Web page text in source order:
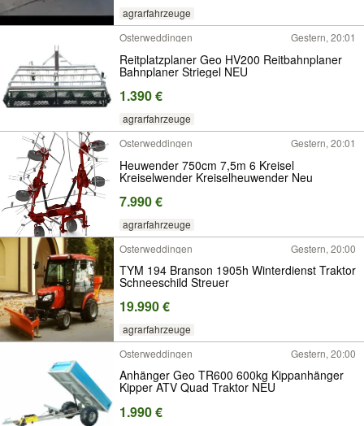
agrarfahrzeuge
Osterweddingen
Gestern, 20:01
Reitplatzplaner Geo HV200 Reitbahnplaner
Bahnplaner Striegel NEU
1.390 €
agrarfahrzeuge
Osterweddingen
Gestern, 20:01
Heuwender 750cm 7,5m 6 Kreisel
Kreiselwender Kreiselheuwender Neu
7.990 €
agrarfahrzeuge
Osterweddingen
Gestern, 20:00
TYM 194 Branson 1905h Winterdienst Traktor
Schneeschild Streuer
19.990 €
agrarfahrzeuge
Osterweddingen
Gestern, 20:00
Anhänger Geo TR600 600kg Kippanhänger
Kipper ATV Quad Traktor NEU
1.990 €